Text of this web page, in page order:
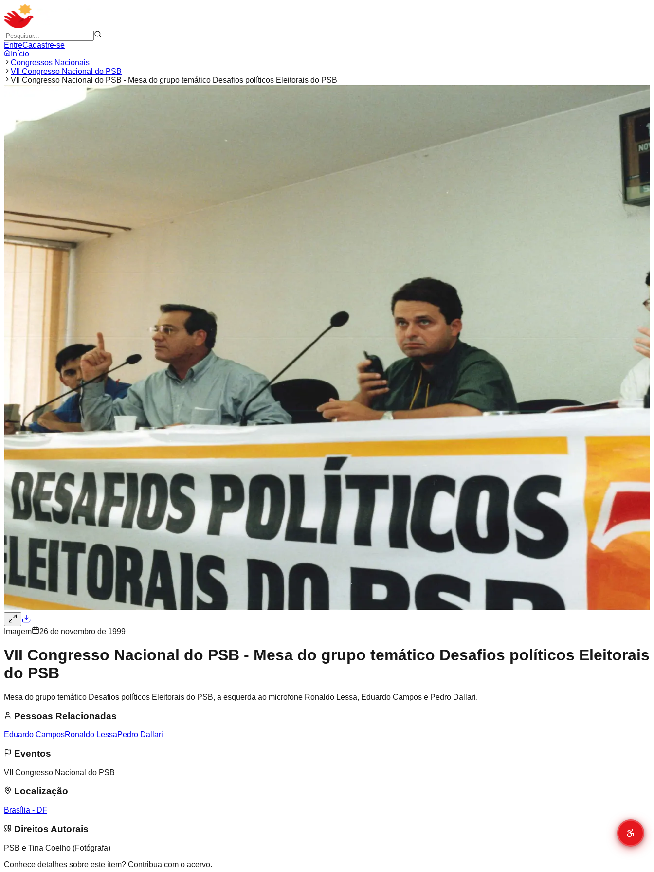
EntreCadastre-se
Início
Congressos Nacionais
VII Congresso Nacional do PSB
VII Congresso Nacional do PSB - Mesa do grupo temático Desafios políticos Eleitorais do PSB
Imagem 26 de novembro de 1999
VII Congresso Nacional do PSB - Mesa do grupo temático Desafios políticos Eleitorais
do PSB
Mesa do grupo temático Desafios políticos Eleitorais do PSB, a esquerda ao microfone Ronaldo Lessa, Eduardo Campos e Pedro Dallari.
Pessoas Relacionadas
Eduardo CamposRonaldo LessaPedro Dallari
Eventos
VII Congresso Nacional do PSB
Localização
Brasília - DF
Direitos Autorais
PSB e Tina Coelho (Fotógrafa)
Conhece detalhes sobre este item? Contribua com o acervo.